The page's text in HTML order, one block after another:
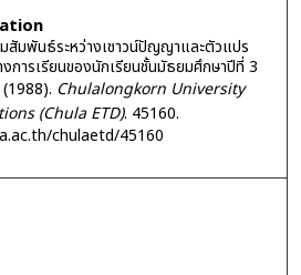
มพันธ์ระหว่างเชาวน์ปัญญาและตัวแปร
การเรียนของนักเรียนชั้นมัธยมศึกษาปีที่ 3
Chulalongkorn University
(Chula ETD). 45160.
chulaetd/45160